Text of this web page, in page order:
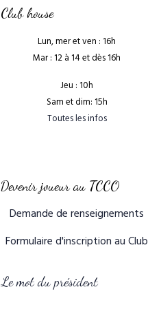
Club house
Lun, mer et ven : 16h
Mar : 12 à 14 et dès 16h
Jeu : 10h
Sam et dim: 15h
Toutes les infos
Devenir joueur au TCCO
Demande de renseignements
Formulaire d'inscription au Club
Le mot du président